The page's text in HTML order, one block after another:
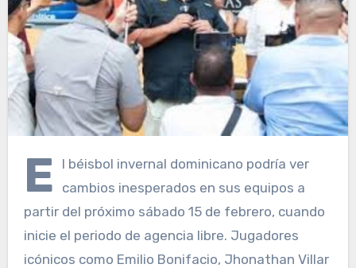
E
l béisbol invernal dominicano podría ver
cambios inesperados en sus equipos a
partir del próximo sábado 15 de febrero, cuando
inicie el periodo de agencia libre. Jugadores
icónicos como Emilio Bonifacio, Jhonathan Villar